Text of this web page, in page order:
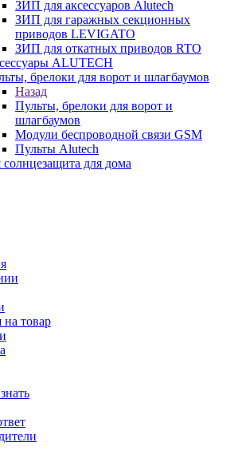
ЗИП для аксессуаров Alutech
ЗИП для гаражных секционных
приводов LEVIGATO
ЗИП для откатных приводов RTO
ALUTECH
брелоки для ворот и шлагбаумов
Назад
Пульты, брелоки для ворот и
шлагбаумов
Модули беспроводной связи GSM
Пульты Alutech
для дома
на товар